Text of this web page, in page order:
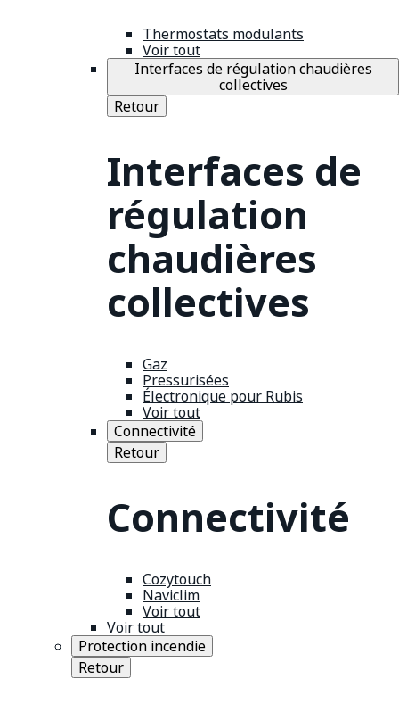
Thermostats modulants
Voir tout
Interfaces de régulation chaudières
collectives
Retour
Interfaces de
régulation
chaudières
collectives
Gaz
Pressurisées
Électronique pour Rubis
Voir tout
Connectivité
Retour
Connectivité
Cozytouch
Naviclim
Voir tout
Voir tout
Protection incendie
Retour